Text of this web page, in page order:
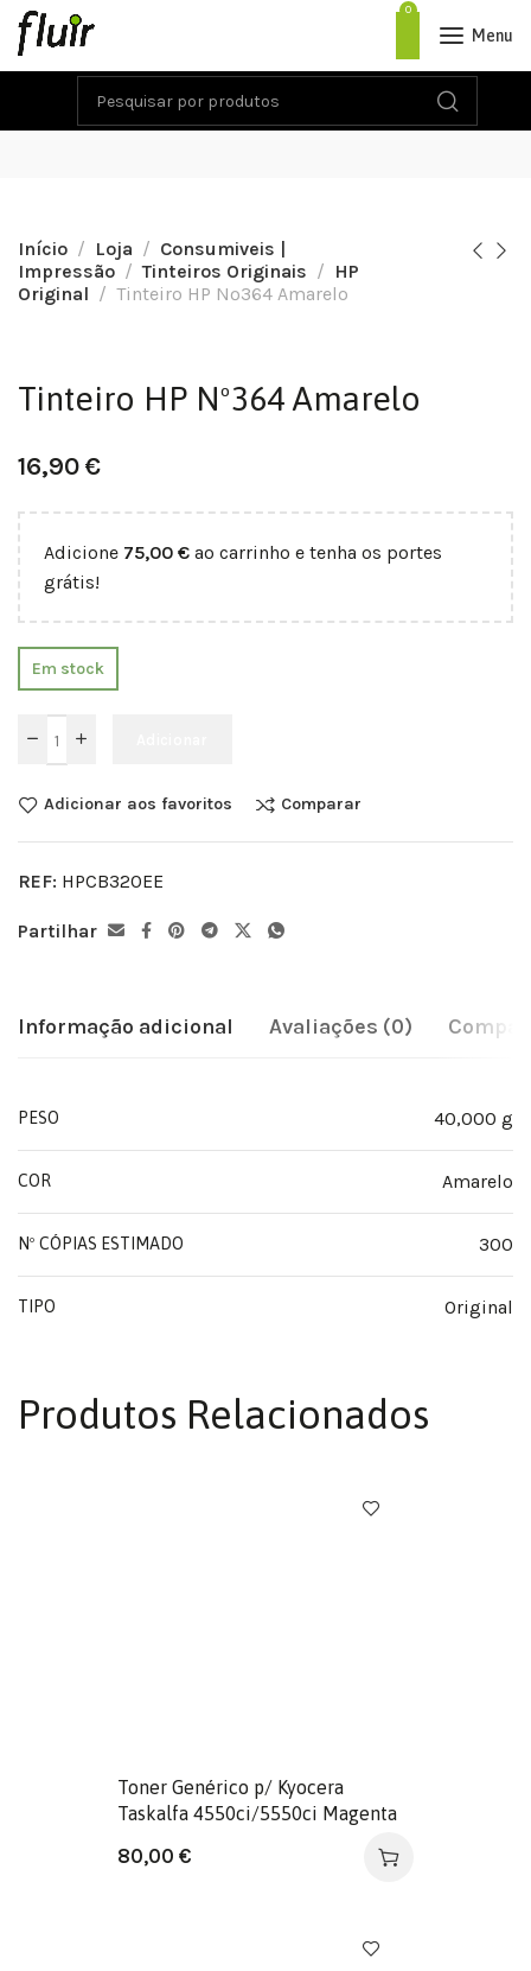
0
Menu
Início Loja
Consumiveis |
Impressão
Tinteiros Originais
HP
Original
Tinteiro HP Nº364 Amarelo
Tinteiro HP Nº364 Amarelo
16,90€
Adicione 75,00 € ao carrinho e tenha os portes
grátis!
Em stock
Adicionar aos favoritos Comparar
REF: HPCB320EE
Partilhar
Informação adicional Avaliações (0)
PESO 40,000 g
COR Amarelo
Nº CÓPIAS ESTIMADO 300
TIPO Original
Produtos Relacionados
Toner Genérico p/ Kyocera
Taskalfa 4550ci/5550ci Magenta
80,00 €